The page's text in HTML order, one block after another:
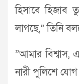
হিসাবে
লাগছে,” তিনি
”আমার
নারী পুলিশে